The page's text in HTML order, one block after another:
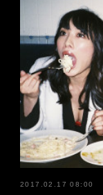
2017.02.17 08:00